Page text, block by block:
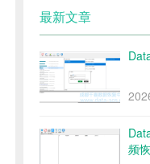
最新文章
频